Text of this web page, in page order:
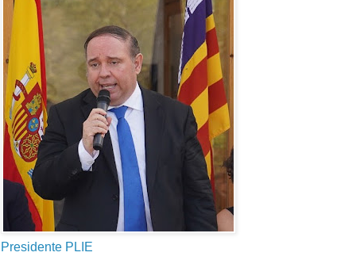
Presidente PLIE